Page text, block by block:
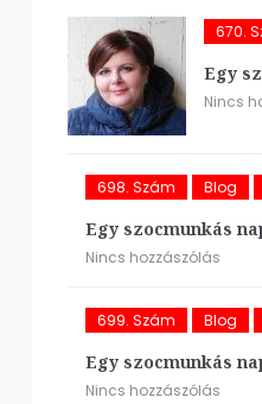
670.
Egy
Nincs
698. Szám Blog
Egy szocmunkás
Nincs hozzászólás
699. Szám Blog
Egy szocmunkás
Nincs hozzászólás